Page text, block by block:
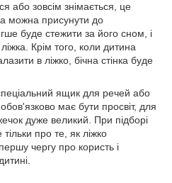
або зовсім знімається, це
можна присунути до
буде стежити за його сном, і
Крім того, коли дитина
в ліжко, бічна стінка буде
ящик для речей або
має бути просвіт, для
дуже великий. При підборі
про те, як ліжко
чергу про користь і